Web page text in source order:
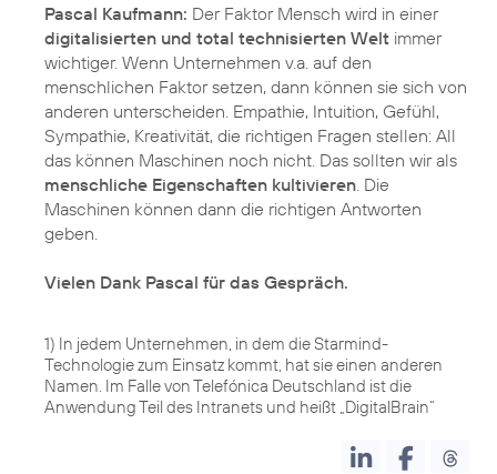
Pascal Kaufmann: Der Faktor Mensch wird in einer
digitalisierten und total technisierten Welt immer
wichtiger. Wenn Unternehmen v.a. auf den
menschlichen Faktor setzen, dann können sie sich von
anderen unterscheiden. Empathie, Intuition, Gefühl,
Sympathie, Kreativität, die richtigen Fragen stellen: All
das können Maschinen noch nicht. Das sollten wir als
menschliche Eigenschaften kultivieren . Die
Maschinen können dann die richtigen Antworten
geben.
Vielen Dank Pascal für das Gespräch.
1) In jedem Unternehmen, in dem die Starmind-
Technologie zum Einsatz kommt, hat sie einen anderen
Namen. Im Falle von Telefónica Deutschland ist die
Anwendung Teil des Intranets und heißt „DigitalBrain“